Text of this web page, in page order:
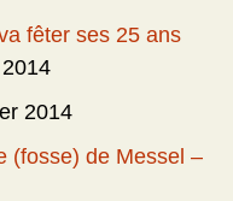
fêter ses 25 ans
2014
(fosse) de Messel –